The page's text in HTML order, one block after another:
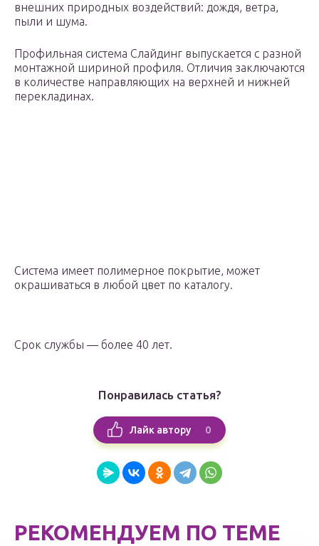
внешних природных воздействий: дождя, ветра,
пыли и шума.
Профильная система Слайдинг выпускается с разной
монтажной шириной профиля. Отличия заключаются
в количестве направляющих на верхней и нижней
перекладинах.
Система имеет полимерное покрытие, может
окрашиваться в любой цвет по каталогу.
Срок службы — более 40 лет.
Понравилась статья?
Лайк автору 0
РЕКОМЕНДУЕМ ПО ТЕМЕ